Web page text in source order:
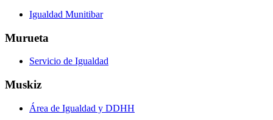
Igualdad Munitibar
Murueta
Servicio de Igualdad
Muskiz
Área de Igualdad y DDHH